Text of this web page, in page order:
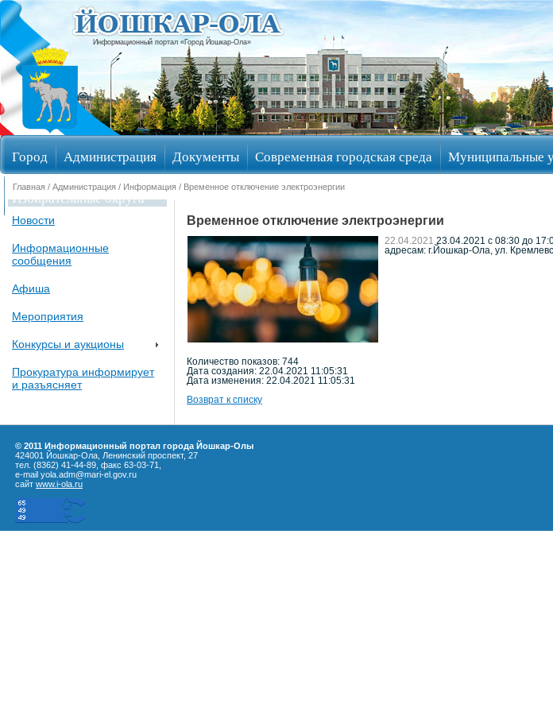
Информационный портал «Город Йошкар-Ола»
Город Администрация Документы Современная городская среда Муниципальные
Избирательные округа
Главная / Администрация / Информация / Временное отключение электроэнергии
Новости
Информационные
сообщения
Афиша
Мероприятия
Конкурсы и аукционы
Прокуратура информирует
и разъясняет
Временное отключение электроэнергии
22.04.2021 23.04.2021 с 08:30 до
адресам: г.Йошкар-Ола, ул.
Количество показов: 744
Дата создания: 22.04.2021 11:05:31
Дата изменения: 22.04.2021 11:05:31
Возврат к списку
© 2011 Информационный портал города Йошкар-Олы
424001 Йошкар-Ола, Ленинский проспект, 27
тел. (8362) 41-44-89, факс 63-03-71,
e-mail yola.adm@mari-el.gov.ru
сайт www.i-ola.ru